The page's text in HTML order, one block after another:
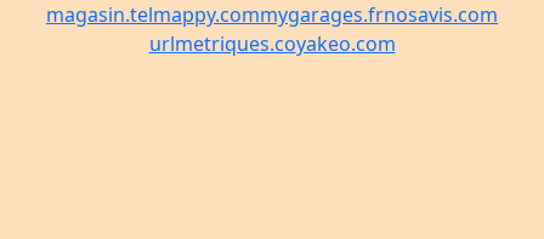
magasin.telmappy.commygarages.frnosavis.com
urlmetriques.coyakeo.com